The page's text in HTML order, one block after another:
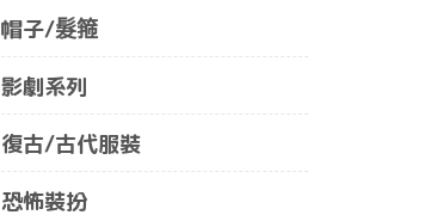
帽子/髮箍
影劇系列
復古/古代服裝
恐怖裝扮